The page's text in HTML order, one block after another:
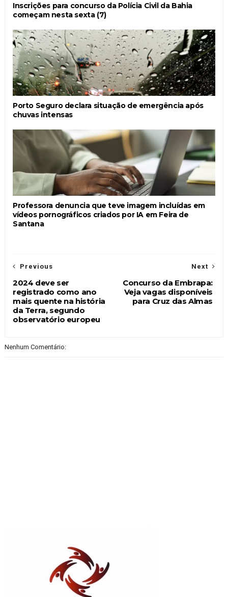
Inscrições para concurso da Polícia Civil da Bahia
começam nesta sexta (7)
Porto Seguro declara situação de emergência após
chuvas intensas
Professora denuncia que teve imagem incluídas em
vídeos pornográficos criados por IA em Feira de
Santana
Next
Concurso da Embrapa:
Veja vagas disponíveis
para Cruz das Almas
Previous
2024 deve ser
registrado como ano
mais quente na história
da Terra, segundo
observatório europeu
Nenhum Comentário: